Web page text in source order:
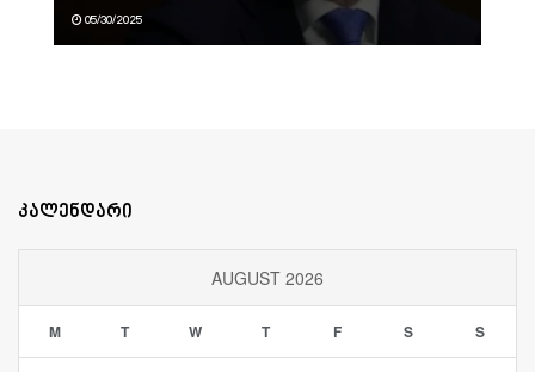
05/30/2025
კალენდარი
AUGUST 2026
M T W T F S S